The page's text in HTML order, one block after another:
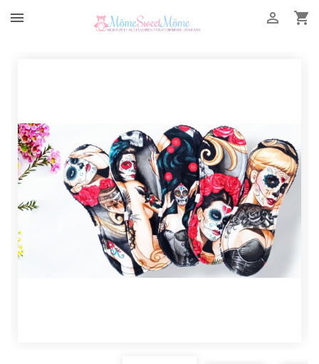
 
